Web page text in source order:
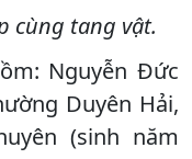
cùng tang vật.
Nguyễn Đức
Duyên Hải,
(sinh năm